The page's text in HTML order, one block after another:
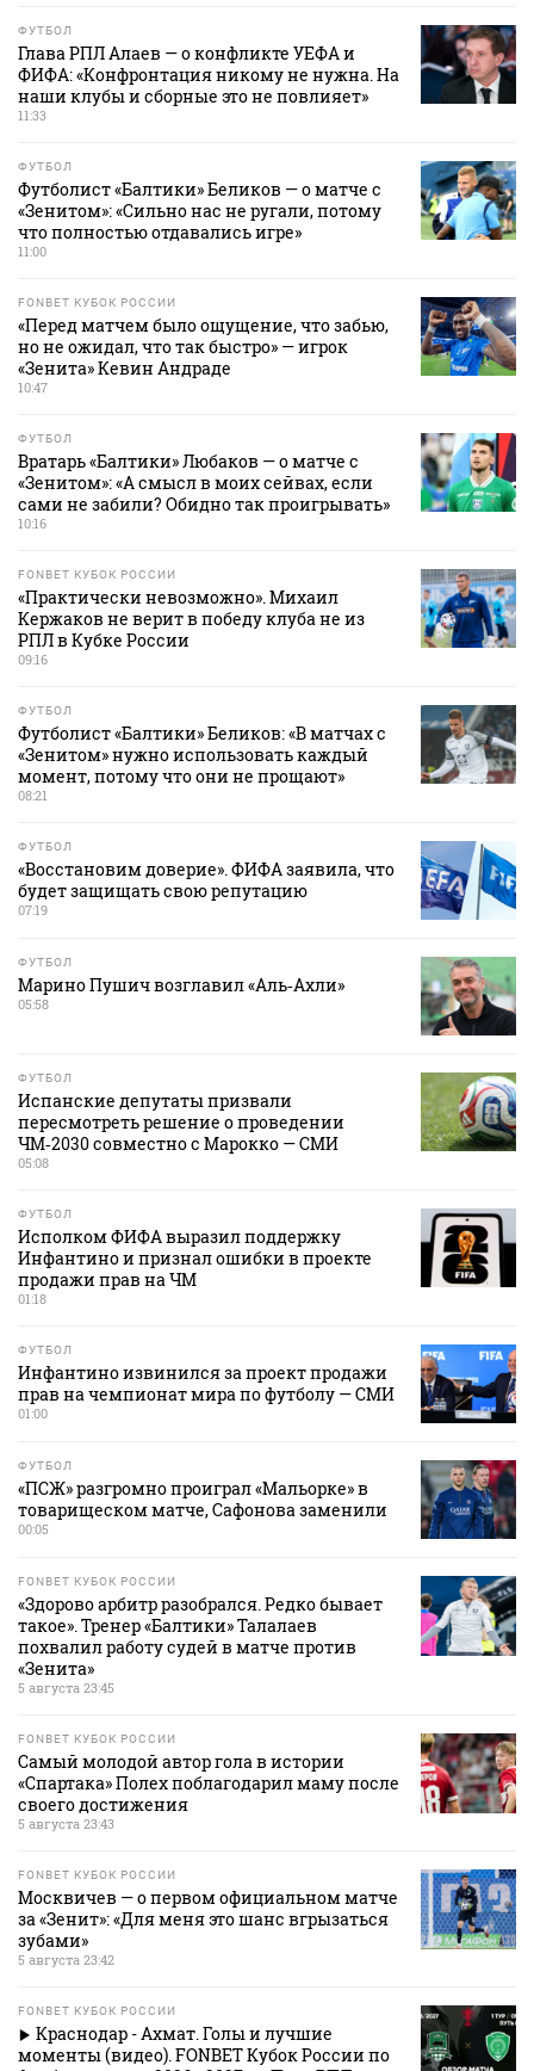
ФУТБОЛ
Глава РПЛ Алаев — о конфликте УЕФА и
ФИФА: «Конфронтация никому не нужна. На
наши клубы и сборные это не повлияет»
11:33
ФУТБОЛ
Футболист «Балтики» Беликов — о матче с
«Зенитом»: «Сильно нас не ругали, потому
что полностью отдавались игре»
11:00
FONBET КУБОК РОССИИ
«Перед матчем было ощущение, что забью,
но не ожидал, что так быстро» — игрок
«Зенита» Кевин Андраде
10:47
ФУТБОЛ
Вратарь «Балтики» Любаков — о матче с
«Зенитом»: «А смысл в моих сейвах, если
сами не забили? Обидно так проигрывать»
10:16
FONBET КУБОК РОССИИ
«Практически невозможно». Михаил
Кержаков не верит в победу клуба не из
РПЛ в Кубке России
09:16
ФУТБОЛ
Футболист «Балтики» Беликов: «В матчах с
«Зенитом» нужно использовать каждый
момент, потому что они не прощают»
08:21
ФУТБОЛ
«Восстановим доверие». ФИФА заявила, что
будет защищать свою репутацию
07:19
ФУТБОЛ
Марино Пушич возглавил «Аль‑Ахли»
05:58
ФУТБОЛ
Испанские депутаты призвали
пересмотреть решение о проведении
ЧМ‑2030 совместно с Марокко — СМИ
05:08
ФУТБОЛ
Исполком ФИФА выразил поддержку
Инфантино и признал ошибки в проекте
продажи прав на ЧМ
01:18
ФУТБОЛ
Инфантино извинился за проект продажи
прав на чемпионат мира по футболу — СМИ
01:00
ФУТБОЛ
«ПСЖ» разгромно проиграл «Мальорке» в
товарищеском матче, Сафонова заменили
00:05
FONBET КУБОК РОССИИ
«Здорово арбитр разобрался. Редко бывает
такое». Тренер «Балтики» Талалаев
похвалил работу судей в матче против
«Зенита»
5 августа 23:45
FONBET КУБОК РОССИИ
Самый молодой автор гола в истории
«Спартака» Полех поблагодарил маму после
своего достижения
5 августа 23:43
FONBET КУБОК РОССИИ
Москвичев — о первом официальном матче
за «Зенит»: «Для меня это шанс вгрызаться
зубами»
5 августа 23:42
FONBET КУБОК РОССИИ
Краснодар - Ахмат. Голы и лучшие
моменты (видео). FONBET Кубок России по